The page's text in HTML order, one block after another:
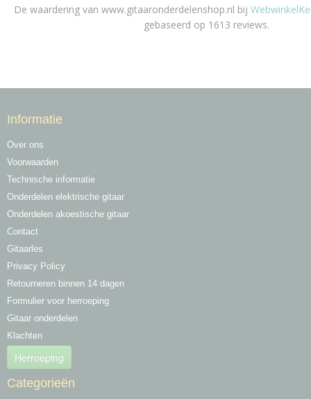
De waardering van www.gitaaronderdelenshop.nl bij
gebaseerd op 1613 reviews.
Informatie
Over ons
Voorwaarden
Technische informatie
Onderdelen elektrische gitaar
Onderdelen akoestische gitaar
Contact
Gitaarles
Privacy Policy
Retourneren binnen 14 dagen
Formulier voor herroeping
Gitaar onderdelen
Klachten
Herroeping
Categorieën